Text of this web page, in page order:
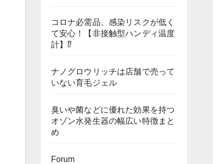
コロナ必需品、感染リスクが低く
て安心！【非接触型ハンディ温度
計】⁉
ナノグロウリッチは店舗で売って
いない育毛ジェル
臭いや菌などに優れた効果を持つ
オゾン水発生器の幅広い特徴まと
め
Forum